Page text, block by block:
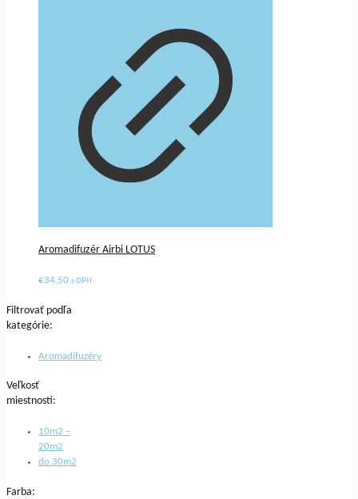
Aromadifuzér Airbi LOTUS
€34.50 s DPH
Filtrovať podľa
kategórie:
Aromadifuzéry
Veľkosť
miestnosti:
10m2 –
20m2
do 30m2
Farba: